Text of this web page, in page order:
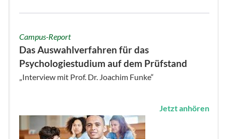
Campus-Report
Das Auswahlverfahren für das
Psychologiestudium auf dem Prüfstand
„Interview mit Prof. Dr. Joachim Funke“
Jetzt anhören